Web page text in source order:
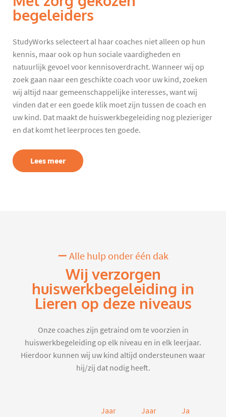
begeleiders
StudyWorks selecteert al haar coaches niet alleen op hun
kennis, maar ook op hun sociale vaardigheden en
natuurlijk gevoel voor kennisoverdracht. Wanneer wij op
zoek gaan naar een geschikte coach voor uw kind, zoeken
wij altijd naar gemeenschappelijke interesses, want wij
vinden dat er een goede klik moet zijn tussen de coach en
uw kind. Dat maakt de huiswerkbegeleiding nog plezieriger
en dat komt het leerproces ten goede.
Lees meer
Alle hulp onder één dak
Wij verzorgen
huiswerkbegeleiding in
Lieren op deze niveaus
Onze coaches zijn getraind om te voorzien in
huiswerkbegeleiding op elk niveau en in elk leerjaar.
Hierdoor kunnen wij uw kind altijd ondersteunen waar
hij/zij dat nodig heeft.
Jaar
Jaar
Jaar